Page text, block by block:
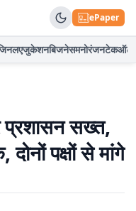
ePaper
एजुकेशनबिजनेसमनोरंजनटेकऑटो
प्रशासन सख्त,
दोनों पक्षों से मांगे